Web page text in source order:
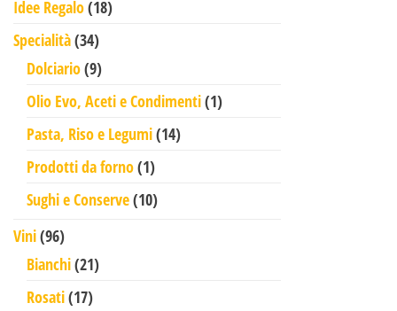
Idee Regalo 1818 prodotti
Specialità 3434 prodotti
Dolciario 99 prodotti
Olio Evo, Aceti e Condimenti 11 prodotto
Pasta, Riso e Legumi 1414 prodotti
Prodotti da forno 11 prodotto
Sughi e Conserve 1010 prodotti
Vini 9696 prodotti
Bianchi 2121 prodotti
Rosati 1717 prodotti